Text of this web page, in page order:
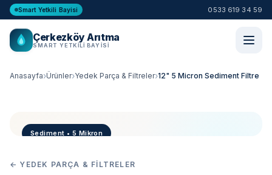
Smart Yetkili Bayisi 0533 619 34 59
Çerkezköy Arıtma
SMART YETKILI BAYISI
Anasayfa Ürünler Yedek Parça & Filtreler 12" 5 Micron Sediment Filtre
Sediment • 5 Mikron
← YEDEK PARÇA & FILTRELER